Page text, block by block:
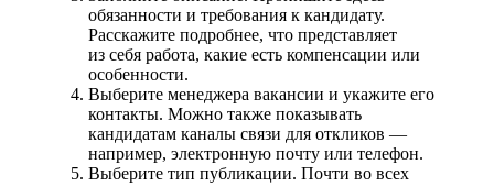
обязанности и требования к кандидату.
Расскажите подробнее, что представляет
из себя работа, какие есть компенсации или
особенности.
Выберите менеджера вакансии и укажите его
контакты. Можно также показывать
кандидатам каналы связи для откликов —
например, электронную почту или телефон.
Выберите тип публикации. Почти во всех